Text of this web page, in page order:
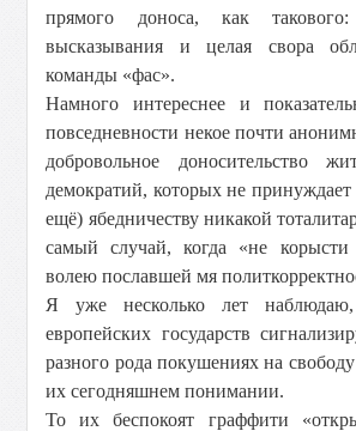
прямого доноса, как
высказывания и целая свора
команды «фас».
Намного интереснее и
повседневности некое почти
добровольное доносительство
демократий, которых не
ещё) ябедничеству никакой
самый случай, когда «не
волею пославшей мя
Я уже несколько лет
европейских государств
разного рода покушениях на
их сегодняшнем понимании.
То их беспокоят граффити